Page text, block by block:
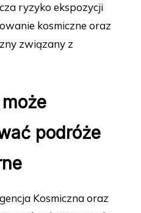
ryzyko ekspozycji
kosmiczne oraz
związany z
podróże
Kosmiczna oraz